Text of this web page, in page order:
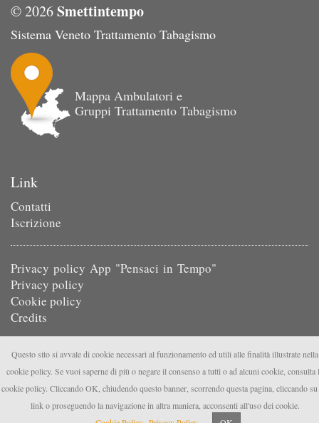
© 2026Smettintempo
Sistema Veneto Trattamento Tabagismo
Mappa Ambulatori e
Gruppi Trattamento Tabagismo
Link
Contatti
Iscrizione
Privacy policy App "Pensaci in Tempo"
Privacy policy
Cookie policy
Credits
Questo sito si avvale di cookie necessari al funzionamento ed utili alle finalità illustrate nella
cookie policy. Se vuoi saperne di più o negare il consenso a tutti o ad alcuni cookie, consulta
cookie policy. Cliccando OK, chiudendo questo banner, scorrendo questa pagina, cliccando
link o proseguendo la navigazione in altra maniera, acconsenti all'uso dei cookie.